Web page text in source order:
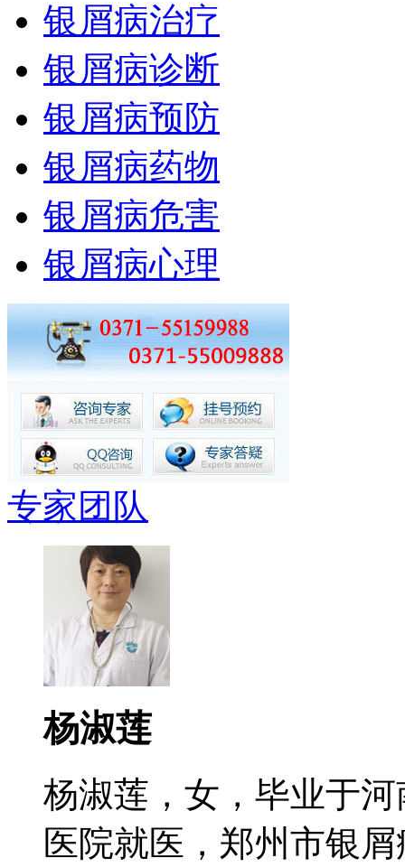
银屑病治疗
银屑病诊断
银屑病预防
银屑病药物
银屑病危害
银屑病心理
专家团队
杨淑莲
杨淑莲，女，毕业于
医院就医，郑州市银